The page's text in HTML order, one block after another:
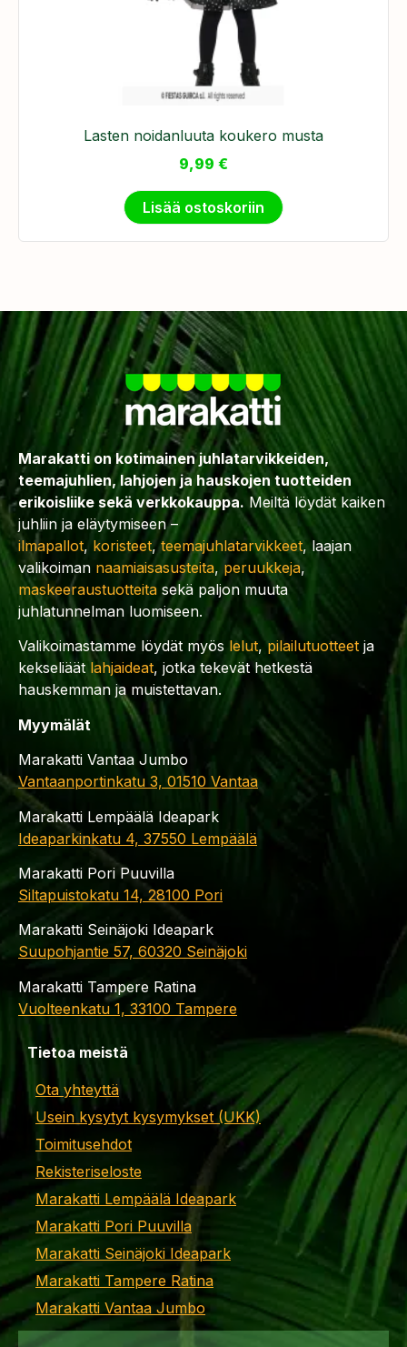
Lasten noidanluuta koukero musta
9,99 €
Lisää ostoskoriin
Marakatti on kotimainen juhlatarvikkeiden,
teemajuhlien, lahjojen ja hauskojen tuotteiden
erikoisliike sekä verkkokauppa. Meiltä löydät kaiken
juhliin ja eläytymiseen –
ilmapallot, koristeet,teemajuhlatarvikkeet, laajan
valikoiman naamiaisasusteita, peruukkeja,
maskeeraustuotteita sekä paljon muuta
juhlatunnelman luomiseen.
Valikoimastamme löydät myös lelut,pilailutuotteet ja
kekseliäät lahjaideat, jotka tekevät hetkestä
hauskemman ja muistettavan.
Myymälät
Marakatti Vantaa Jumbo
Vantaanportinkatu 3, 01510 Vantaa
Marakatti Lempäälä Ideapark
Ideaparkinkatu 4, 37550 Lempäälä
Marakatti Pori Puuvilla
Siltapuistokatu 14, 28100 Pori
Marakatti Seinäjoki Ideapark
Suupohjantie 57, 60320 Seinäjoki
Marakatti Tampere Ratina
Vuolteenkatu 1, 33100 Tampere
Tietoa meistä
Ota yhteyttä
Usein kysytyt kysymykset (UKK)
Toimitusehdot
Rekisteriseloste
Marakatti Lempäälä Ideapark
Marakatti Pori Puuvilla
Marakatti Seinäjoki Ideapark
Marakatti Tampere Ratina
Marakatti Vantaa Jumbo